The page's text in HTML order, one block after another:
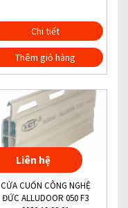
Chi tiết
Thêm giỏ hàng
Liên hệ
CỬA CUỐN CÔNG NGHỆ
ĐỨC ALLUDOOR 050 F3